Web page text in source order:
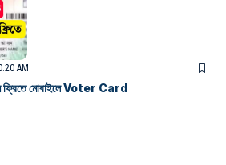
AM
ফ্রিতে মোবাইলে Voter Card